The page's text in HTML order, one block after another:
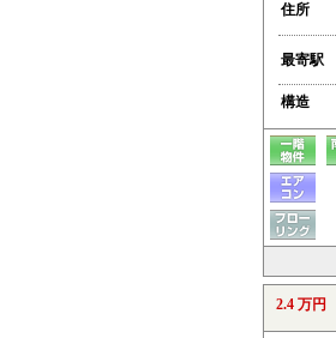
住所
最寄駅
構造
2.4 万円